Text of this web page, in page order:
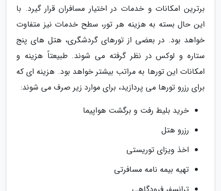
برترین امکانات و خدمات در اختیار مسافران قرار گیرد. با
این حال بسته به هزینه هر تور، سطح خدمات نیز متفاوت
خواهد بود. در بعضی از تورهای گردشگری، هتل های پنج
ستاره و لوکس در نظر گرفته می شوند. طبیعتاً هزینه و
امکانات این تورها به مراتب بیشتر خواهد بود. هزینه ای که
برای رزرو تورها می پردازید، برای موارد زیر صرف می شوند:
خرید بلیط رفت و برگشت هواپیما
رزرو هتل
اخذ ویزای توریستی
تهیه بیمه نامه مسافرتی